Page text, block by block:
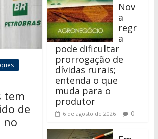
tem
de
no
Nov
a
regr
a
pode dificultar
prorrogação de
dívidas rurais;
entenda o que
muda para o
produtor
6 de agosto de 2026 0